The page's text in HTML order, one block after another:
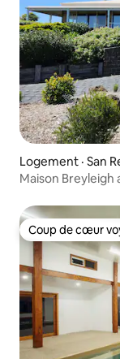
Logement · San
Maison Breyleigh
Coup de cœur
Coup de cœur